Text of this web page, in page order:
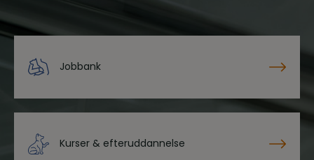
Jobbank
Kurser & efteruddannelse